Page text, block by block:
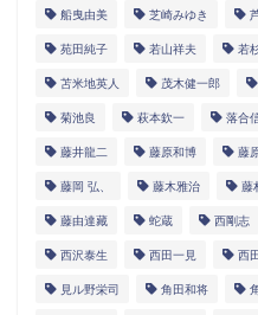
船曳由美 芝崎みゆき
苑田純子 若山祥夫 若
苫米地英人 茂木健一郎
菊池良 萩本欽一 落合
藤井龍二 藤原和博 藤
藤岡 弘、 藤木雅治 藤
藤由達藏 蛇蔵 西剛志
西沢泰生 西田一見 西
見ル野栄司 角田和将